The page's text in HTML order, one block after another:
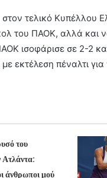
τελικό Κυπέλλου
του ΠΑΟΚ, αλλά και
ισοφάρισε σε 2-2
εκτέλεση πέναλτι
του
άνθρωποι μού